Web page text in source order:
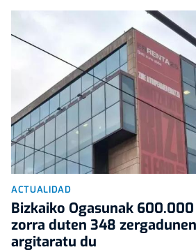
ACTUALIDAD
Bizkaiko Ogasunak
zorra duten 348
argitaratu du